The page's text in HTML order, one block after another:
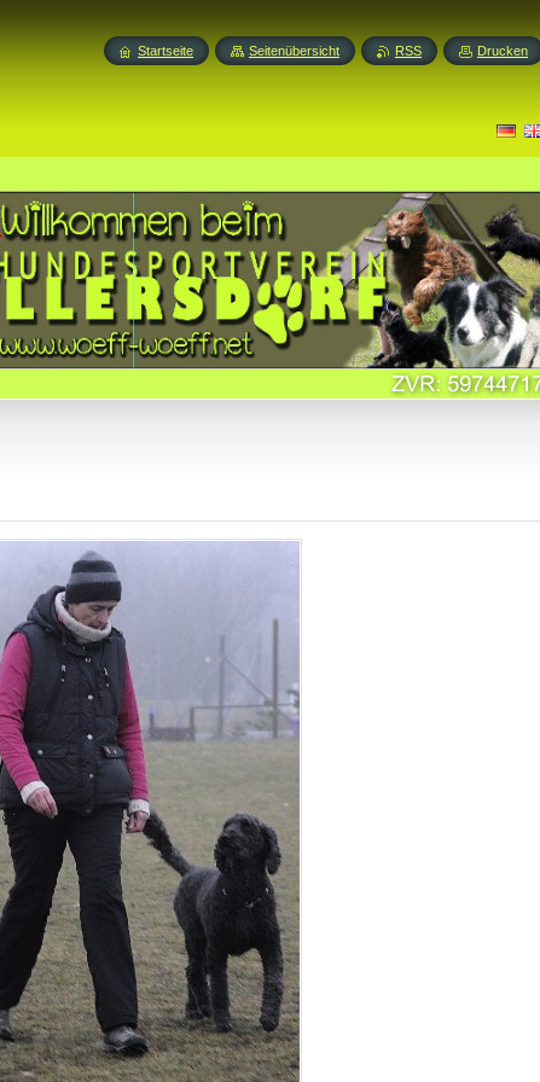
Startseite Seitenübersicht RSS Drucken